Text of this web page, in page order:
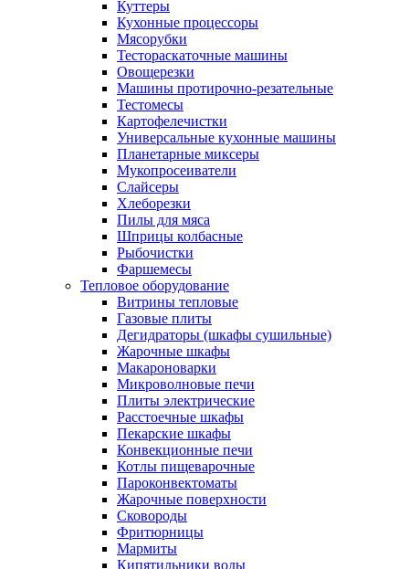
Куттеры
Кухонные процессоры
Мясорубки
Тестораскаточные машины
Овощерезки
Машины протирочно-резательные
Тестомесы
Картофелечистки
Универсальные кухонные машины
Планетарные миксеры
Мукопросеиватели
Слайсеры
Хлеборезки
Пилы для мяса
Шприцы колбасные
Рыбочистки
Фаршемесы
Тепловое оборудование
Витрины тепловые
Газовые плиты
Дегидраторы (шкафы сушильные)
Жарочные шкафы
Макароноварки
Микроволновые печи
Плиты электрические
Расстоечные шкафы
Пекарские шкафы
Конвекционные печи
Котлы пищеварочные
Пароконвектоматы
Жарочные поверхности
Сковороды
Фритюрницы
Мармиты
Кипятильники воды